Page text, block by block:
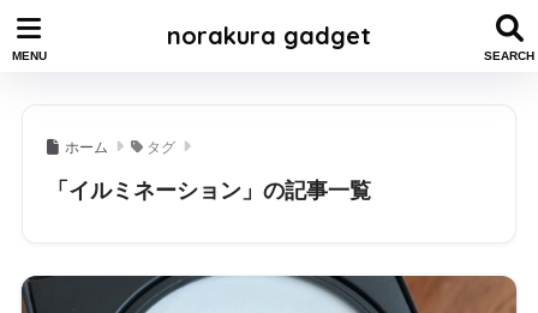
norakura gadget
ホーム タグ
「イルミネーション」の記事一覧